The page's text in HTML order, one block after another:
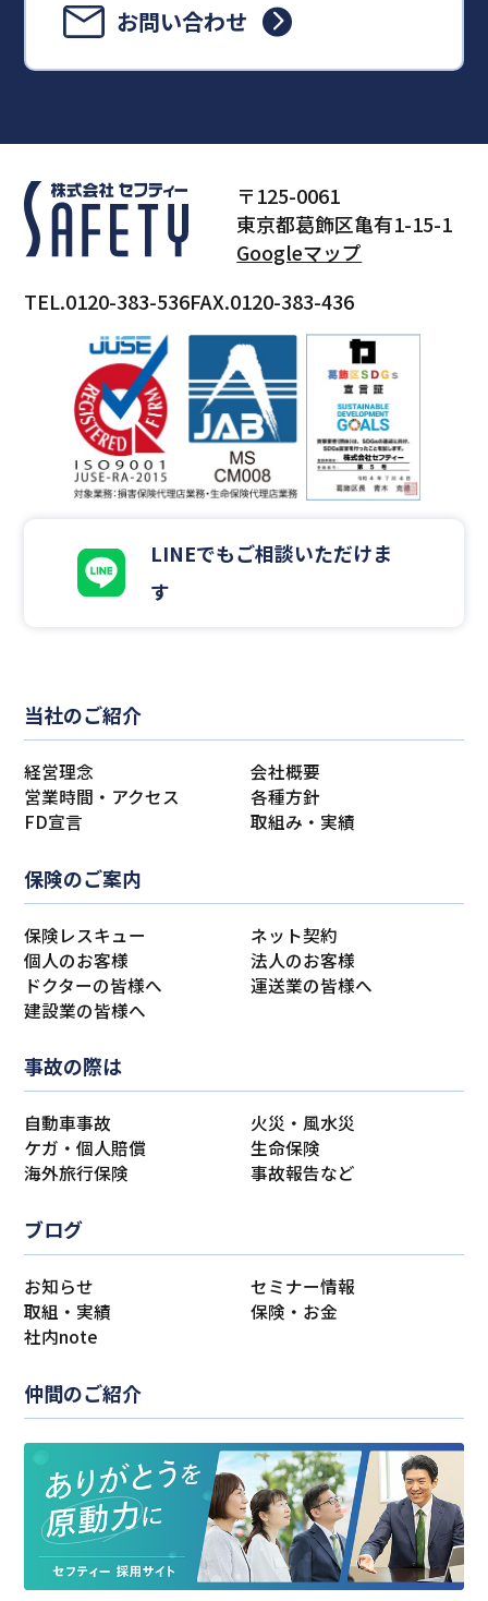
お問い合わせ
〒125-0061
東京都葛飾区亀有1-15-1
Googleマップ
TEL.0120-383-536FAX.0120-383-436
LINEでもご相談いただけま
す
当社のご紹介
経営理念
会社概要
営業時間・アクセス
各種方針
FD宣言
取組み・実績
保険のご案内
保険レスキュー
ネット契約
個人のお客様
法人のお客様
ドクターの皆様へ
運送業の皆様へ
建設業の皆様へ
事故の際は
自動車事故
火災・風水災
ケガ・個人賠償
生命保険
海外旅行保険
事故報告など
ブログ
お知らせ
セミナー情報
取組・実績
保険・お金
社内note
仲間のご紹介